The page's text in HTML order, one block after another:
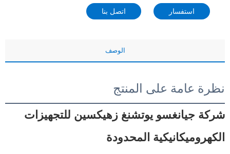
استفسار اتصل بنا
الوصف
نظرة عامة على المنتج
الكهروميكانيكية المحدودة